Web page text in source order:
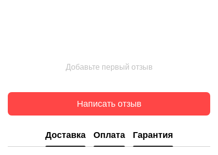
Добавьте первый отзыв
Написать отзыв
Доставка Оплата Гарантия